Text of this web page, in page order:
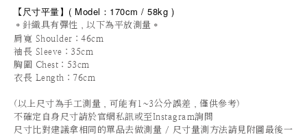
【 尺寸平量】 ( Model：170cm / 58kg )
＊針織具有彈性，以下為平放測量＊
肩寬 Shoulder：46cm
袖長 Sleeve：35cm
胸圍 Chest：53cm
衣長 Length：76cm
(以上尺寸為手工測量，可能有1~3公分誤差，僅供參考)
不確定自身尺寸請於官網私訊或至Instagram詢問
尺寸比對建議拿相同的單品去做測量 / 尺寸量測方法請見附圖最後一